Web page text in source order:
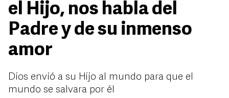
el Hijo, nos habla del
Padre y de su inmenso
amor
Dios envió a su Hijo al mundo para que el
mundo se salvara por él